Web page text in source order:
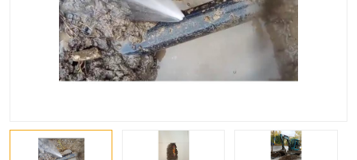
高压车疏通清淤